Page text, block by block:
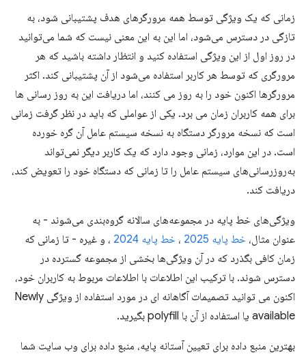
زمانی که یک ویژگی توسط همه مرورگرهای هدف پشتیبانی شود، به
تازگی در دسترس می‌شود، اما این به این معنی نیست که شما می‌توانید
در روز اول از این ویژگی استفاده کنید و انتظار داشته باشید که هر
مرورگری که توسط هر کاربر استفاده می‌شود از آن پشتیبانی کند. اکثر
مرورگرها اکنون خود را به روز می کنند، اما دریافت این به روز رسانی ها
برای همه کاربران زمان می برد. یکی از عواملی که باید در نظر گرفت زمانی
است که نسخه مرورگر دستگاه به نسخه سیستم عامل آن گره خورده
است. در این موارد، زمانی وجود دارد که یک کاربر دیگر نمی‌تواند
به‌روزرسانی‌های سیستم عامل را تا زمانی که دستگاه خود را تعویض کند،
دریافت کند.
ویژگی‌های خط پایه در مجموعه‌های سالانه گروه‌بندی می‌شوند - به
عنوان مثال، خط پایه 2025 ، خط پایه 2024
، و غیره - تا زمانی که
زمان کافی بگذرد که در آن ویژگی‌ها بخشی از مجموعه گسترده در
دسترس شوند. با ترکیب این اطلاعات با اطلاعات مربوط به کاربران خود،
اکنون می توانید تصمیمات آگاهانه ای در مورد استفاده از ویژگی Newly
available یا استفاده از آن با polyfill بگیرید.
بهترین منبع داده برای تعیین آستانه پایه، منبع داده برای وب سایت شما